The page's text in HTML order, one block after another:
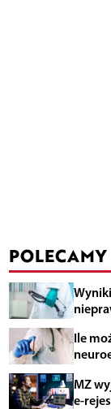
POLECAMY
Ile
MZ
e-